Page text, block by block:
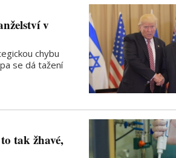
v
chybu
se dá tažení
tak žhavé,